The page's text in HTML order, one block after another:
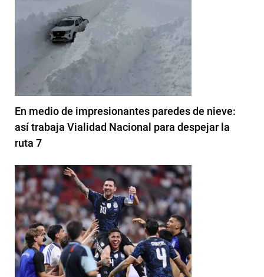
En medio de impresionantes paredes de nieve:
así trabaja Vialidad Nacional para despejar la
ruta 7